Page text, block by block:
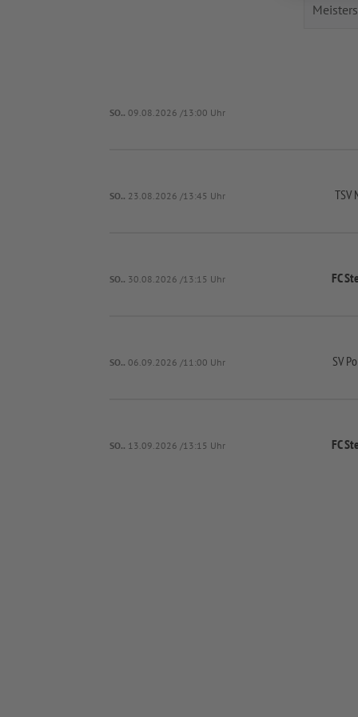
SO.. 09.08.2026 /13:00 Uhr
SO.. 23.08.2026 /13:45 Uhr TSV
SO.. 30.08.2026 /13:15 Uhr FC
SO.. 06.09.2026 /11:00 Uhr SV
SO.. 13.09.2026 /13:15 Uhr FC